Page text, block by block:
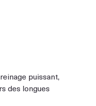
puissant,
des longues